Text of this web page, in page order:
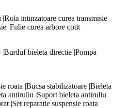
intinzatoare curea transmisie
|Fulie curea arbore cotit
bieleta directie |Pompa
roata |Bucsa stabilizatoare |Bieleta
antiruliu |Suport bieleta antiruliu
|Set reparatie suspensie roata